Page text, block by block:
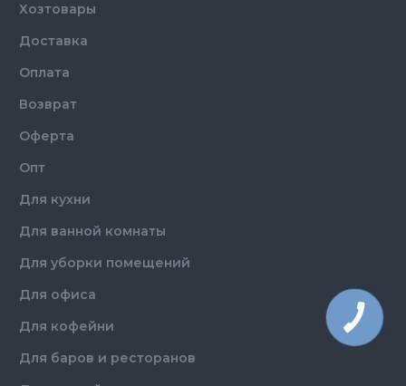
Хозтовары
Доставка
Оплата
Возврат
Оферта
Опт
Для кухни
Для ванной комнаты
Для уборки помещений
Для офиса
Для кофейни
Для баров и ресторанов